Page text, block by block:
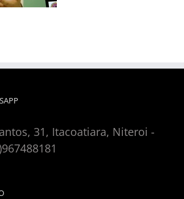
31, Itacoatiara, Niteroi -